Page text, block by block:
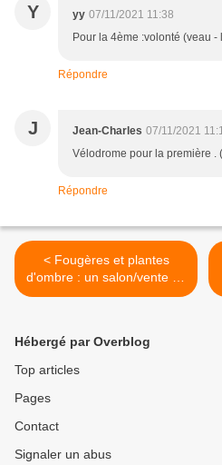
Y yy 07/11/2021 11:38
Pour la 4ème :volonté (veau -
Répondre
J Jean-Charles 07/11/2021
Vélodrome pour la première .
Répondre
< Fougères et plantes
d'ombre : un salon/vente au
Jardin du Théâtre Max-
Hébergé par Overblog
Top articles
Pages
Contact
Signaler un abus